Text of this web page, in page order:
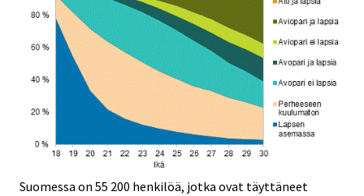
Suomessa on 55 200 henkilöä, jotka ovat täyttäneet